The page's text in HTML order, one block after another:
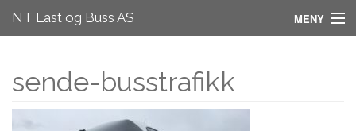
NT Last og Buss AS MENY
Partnere
Spør oss
sende-busstrafikk